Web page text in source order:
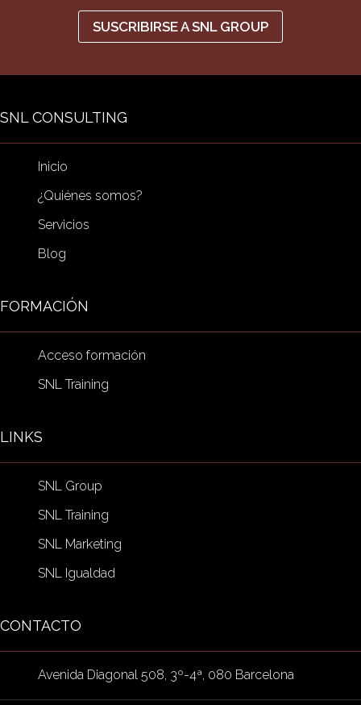
SUSCRIBIRSE A SNL GROUP
SNL CONSULTING
Inicio
¿Quiénes somos?
Servicios
Blog
FORMACIÓN
Acceso formación
SNL Training
LINKS
SNL Group
SNL Training
SNL Marketing
SNL Igualdad
CONTACTO
Avenida Diagonal 508, 3º-4ª, 080 Barcelona